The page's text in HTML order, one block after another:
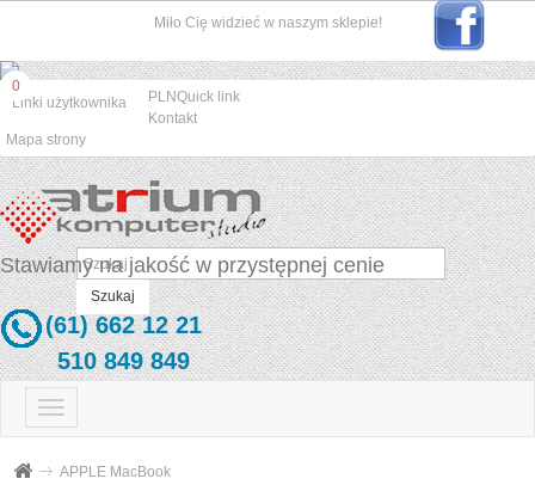
Miło Cię widzieć w naszym sklepie!
Linki użytkownika PLN
Szukaj
Quick link
Kontakt
Mapa strony
0
Stawiamy na jakość w przystępnej cenie
(61) 662 12 21
510 849 849
Przełącz
nawigacji
APPLE MacBook